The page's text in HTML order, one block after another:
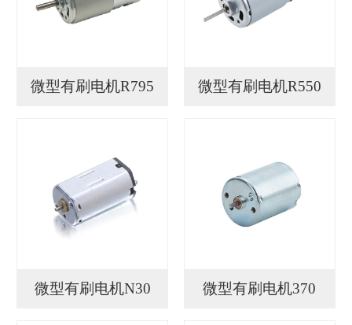
微型有刷电机R795 微型有刷电机R550
微型有刷电机N30 微型有刷电机370